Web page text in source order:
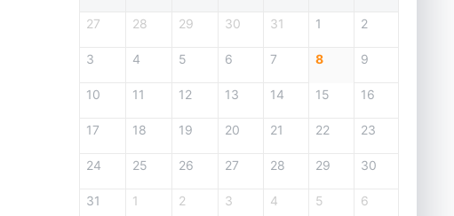
27 28 29 30 31 1 2
3 4 5 6 7 8 9
10 11 12 13 14 15 16
17 18 19 20 21 22 23
24 25 26 27 28 29 30
31 1 2 3 4 5 6